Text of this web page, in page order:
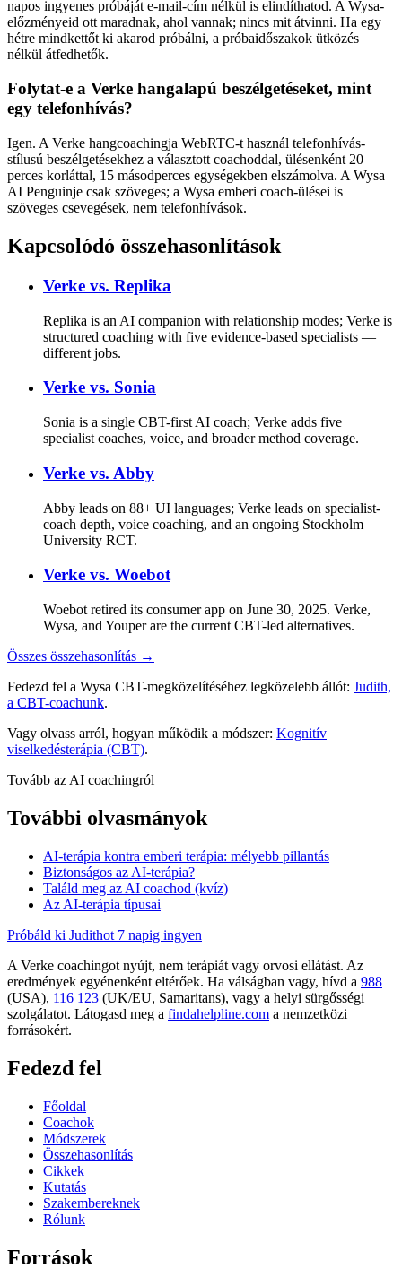
napos ingyenes próbáját e-mail-cím nélkül is elindíthatod. A Wysa-
előzményeid ott maradnak, ahol vannak; nincs mit átvinni. Ha egy
hétre mindkettőt ki akarod próbálni, a próbaidőszakok ütközés
nélkül átfedhetők.
Folytat-e a Verke hangalapú beszélgetéseket, mint
egy telefonhívás?
Igen. A Verke hangcoachingja WebRTC-t használ telefonhívás-
stílusú beszélgetésekhez a választott coachoddal, ülésenként 20
perces korláttal, 15 másodperces egységekben elszámolva. A Wysa
AI Penguinje csak szöveges; a Wysa emberi coach-ülései is
szöveges csevegések, nem telefonhívások.
Kapcsolódó összehasonlítások
Verke vs. Replika
Replika is an AI companion with relationship modes; Verke is
structured coaching with five evidence-based specialists —
different jobs.
Verke vs. Sonia
Sonia is a single CBT-first AI coach; Verke adds five
specialist coaches, voice, and broader method coverage.
Verke vs. Abby
Abby leads on 88+ UI languages; Verke leads on specialist-
coach depth, voice coaching, and an ongoing Stockholm
University RCT.
Verke vs. Woebot
Woebot retired its consumer app on June 30, 2025. Verke,
Wysa, and Youper are the current CBT-led alternatives.
Összes összehasonlítás →
Fedezd fel a Wysa CBT-megközelítéséhez legközelebb állót: Judith,
a CBT-coachunk.
Vagy olvass arról, hogyan működik a módszer: Kognitív
viselkedésterápia (CBT).
Tovább az AI coachingról
További olvasmányok
AI-terápia kontra emberi terápia: mélyebb pillantás
Biztonságos az AI-terápia?
Találd meg az AI coachod (kvíz)
Az AI-terápia típusai
Próbáld ki Judithot 7 napig ingyen
A Verke coachingot nyújt, nem terápiát vagy orvosi ellátást. Az
eredmények egyénenként eltérőek. Ha válságban vagy, hívd a 988
(USA), 116 123 (UK/EU, Samaritans), vagy a helyi sürgősségi
szolgálatot. Látogasd meg a findahelpline.com a nemzetközi
forrásokért.
Fedezd fel
Főoldal
Coachok
Módszerek
Összehasonlítás
Cikkek
Kutatás
Szakembereknek
Rólunk
Források